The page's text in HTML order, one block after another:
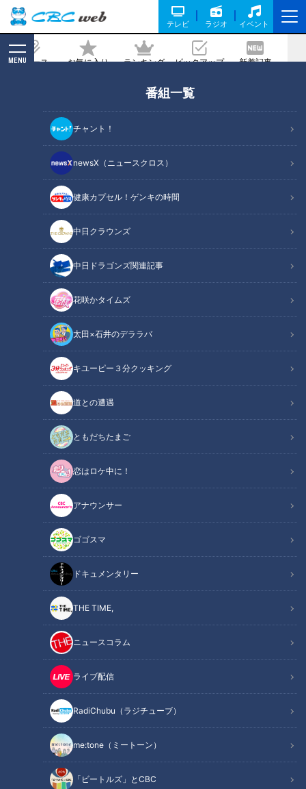
テレビ ラジオ イベント
ニュース お気に入り ランキング ピックアップ 新着記事
MENU
番組一覧
チャント！
newsX（ニュースクロス）
健康カプセル！ゲンキの時間
中日クラウンズ
中日ドラゴンズ関連記事
花咲かタイムズ
太田×石井のデララバ
キユーピー３分クッキング
道との遭遇
ともだちたまご
恋はロケ中に！
アナウンサー
ゴゴスマ
ドキュメンタリー
THE TIME,
ニュースコラム
ライブ配信
RadiChubu（ラジチューブ）
me:tone（ミートーン）
「ビートルズ」とCBC
Part 2
2022/04/13 00:44
道との遭遇
「道との遭遇」動画
「日本三大酷道」と言われる道を走ってみたら落石だらけでや
ばかった！
この記事を見たあなたへのおすすめ